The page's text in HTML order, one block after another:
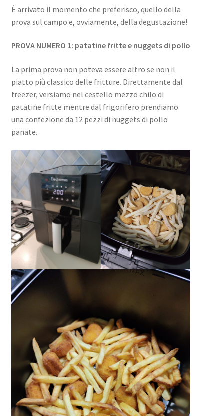
È arrivato il momento che preferisco, quello della
prova sul campo e, ovviamente, della degustazione!
PROVA NUMERO 1: patatine fritte e nuggets di pollo
La prima prova non poteva essere altro se non il
piatto più classico delle fritture. Direttamente dal
freezer, versiamo nel cestello mezzo chilo di
patatine fritte mentre dal frigorifero prendiamo
una confezione da 12 pezzi di nuggets di pollo
panate.